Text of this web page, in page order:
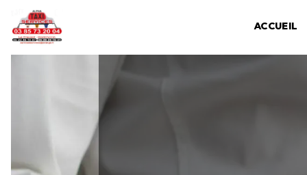
ACCUEIL
Panneau de gestion des cookies